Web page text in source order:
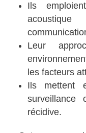
Ils
Leur
les facteurs
Ils mettent
surveillance
récidive.